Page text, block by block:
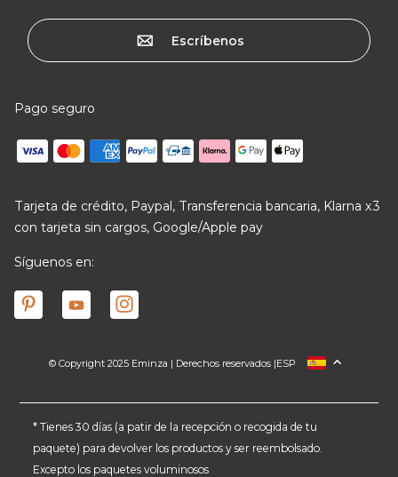
Escríbenos
Pago seguro
Tarjeta de crédito, Paypal, Transferencia bancaria, Klarna x3
con tarjeta sin cargos, Google/Apple pay
Síguenos en:
© Copyright 2025 Eminza | Derechos reservados |
FRANCIA
ALEMANIA
PAÍSES BAJOS
ESP
* Tienes 30 días (a patir de la recepción o recogida de tu
paquete) para devolver los productos y ser reembolsado.
Excepto los paquetes voluminosos